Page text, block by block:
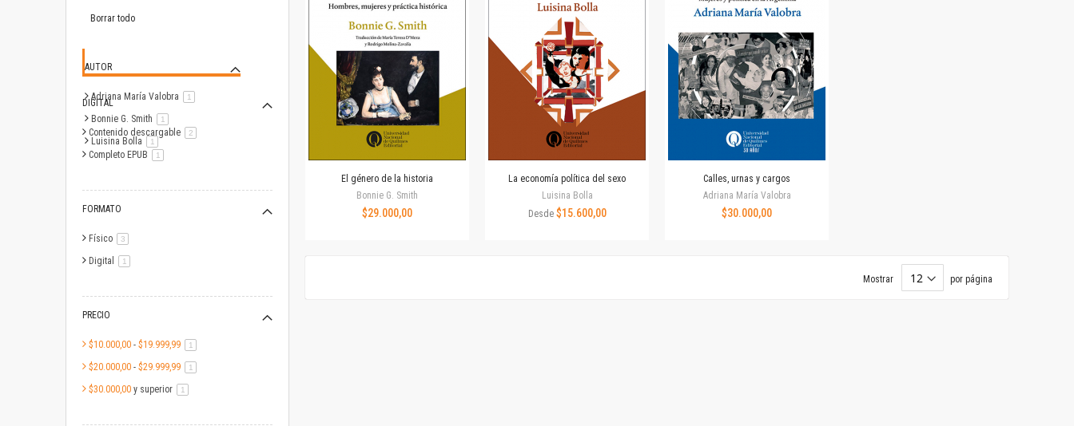
Revista de Ciencias Sociales. Segunda época
Fondo editorial
Biomedicina
Coediciones
Jornadas académicas
La ideología argentina
Libros de arte
Otros títulos
Intersecciones
El género de la historia
Bonnie G. Smith
$29.000,00
La economía política del sexo
Luisina Bolla
Desde $15.600,00
Calles, urnas y cargos
Adriana María Valobra
$30.000,00
Mostrar por página
artículo
Borrar todo
AUTOR
Adriana María Valobra 1
Bonnie G. Smith 1
Luisina Bolla 1 artículo
DIGITAL
Contenido descargable 2artículo
Completo EPUB 1
FORMATO
Físico 3artículo
Digital 1
PRECIO
$10.000,00 - $19.999,99 1
$20.000,00 - $29.999,99 1
$30.000,00 y superior 1